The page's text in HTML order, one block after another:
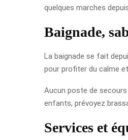
quelques marches
Baignade,
La baignade se fait
pour profiter du calme et
Aucun poste de
enfants, prévoyez
Services et